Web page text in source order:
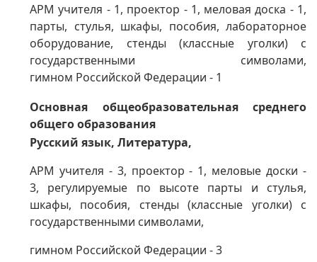
АРМ учителя - 1, проектор - 1, меловая доска - 1,
парты, стулья, шкафы, пособия, лабораторное
оборудование, стенды (классные уголки) с
государственными символами,
гимном Российской Федерации - 1
Основная общеобразовательная среднего
общего образования
Русский язык, Литература,
АРМ учителя - 3, проектор - 1, меловые доски -
3, регулируемые по высоте парты и стулья,
шкафы, пособия, стенды (классные уголки) с
государственными символами,
гимном Российской Федерации - 3